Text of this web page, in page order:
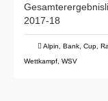
2017-18
Alpin Bank Cup
Wettkampf WSV